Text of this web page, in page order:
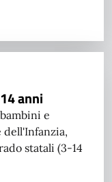
anni
e
dell'Infanzia,
statali (3-14